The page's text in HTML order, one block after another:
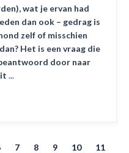
wat je ervan had
dan ook – gedrag is
zelf of misschien
Het is een vraag die
door naar
...
7 8 9 10
11